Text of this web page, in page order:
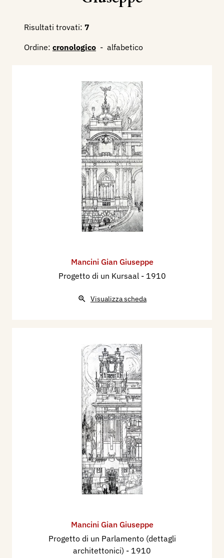
Risultati trovati: 7
Ordine: cronologico - alfabetico
Mancini Gian Giuseppe
Progetto di un Kursaal - 1910
Visualizza scheda
Mancini Gian Giuseppe
Progetto di un Parlamento (dettagli
architettonici) - 1910